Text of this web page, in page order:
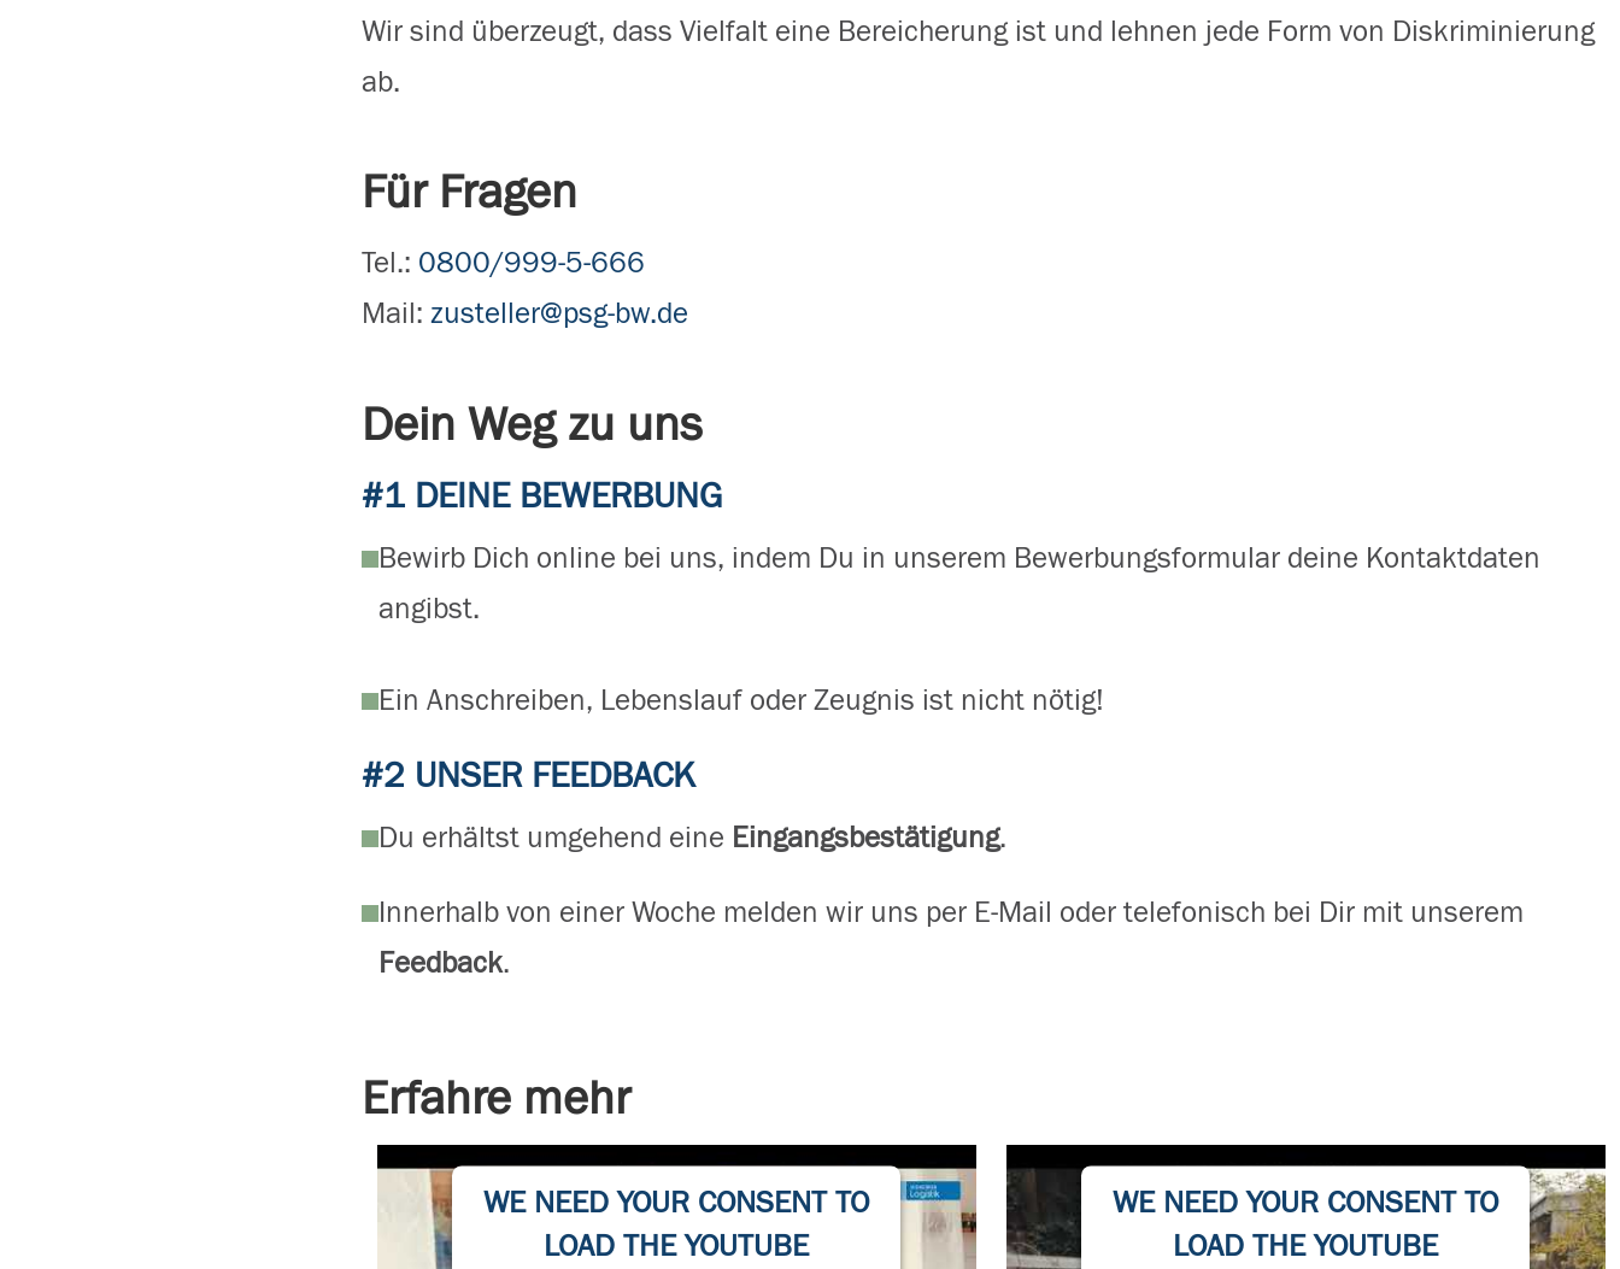
Wir sind überzeugt, dass Vielfalt eine Bereicherung ist und lehnen jede Form von Diskriminierung
ab.
Für Fragen
Tel.: 0800/999-5-666
Mail: zusteller@psg-bw.de
Dein Weg zu uns
#1 DEINE BEWERBUNG
Bewirb Dich online bei uns, indem Du in unserem Bewerbungsformular deine Kontaktdaten
angibst.
Ein Anschreiben, Lebenslauf oder Zeugnis ist nicht nötig!
#2 UNSER FEEDBACK
Du erhältst umgehend eine Eingangsbestätigung.
Innerhalb von einer Woche melden wir uns per E-Mail oder telefonisch bei Dir mit unserem
Feedback.
Erfahre mehr
WE NEED YOUR CONSENT TO
LOAD THE YOUTUBE
WE NEED YOUR CONSENT TO
LOAD THE YOUTUBE